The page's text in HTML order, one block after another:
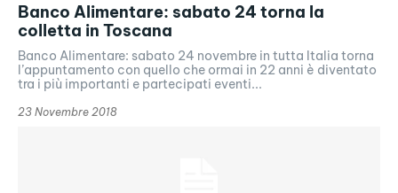
Banco Alimentare: sabato 24 torna la
colletta in Toscana
Banco Alimentare: sabato 24 novembre in tutta Italia torna
l’appuntamento con quello che ormai in 22 anni è diventato
tra i più importanti e partecipati eventi...
23 Novembre 2018